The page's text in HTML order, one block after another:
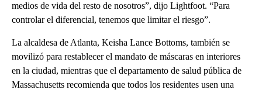
medios de vida del resto de nosotros”, dijo Lightfoot. “Para
controlar el diferencial, tenemos que limitar el riesgo”.
La alcaldesa de Atlanta, Keisha Lance Bottoms, también se
movilizó para restablecer el mandato de máscaras en interiores
en la ciudad, mientras que el departamento de salud pública de
Massachusetts recomienda que todos los residentes usen una